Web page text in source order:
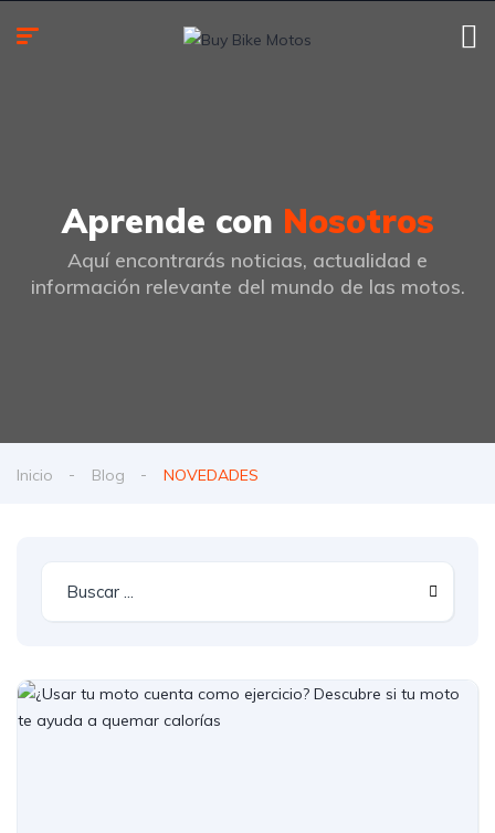
Aprende con Nosotros
Aquí encontrarás noticias, actualidad e
información relevante del mundo de las motos.
Inicio Blog NOVEDADES